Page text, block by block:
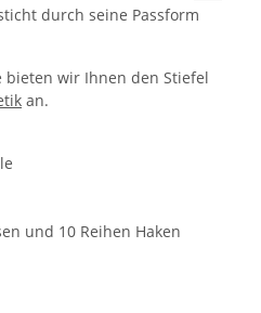
durch seine Passform
wir Ihnen den Stiefel
an.
und 10 Reihen Haken